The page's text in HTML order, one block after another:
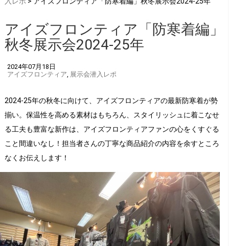
アイズフロンティア「防寒着編」
秋冬展示会2024-25年
2024年07月18日
アイズフロンティア 展示会潜入レポ
2024-25年の秋冬に向けて、アイズフロンティアの最新防寒着が勢
揃い。保温性を高める素材はもちろん、スタイリッシュに着こなせ
る工夫も豊富な新作は、アイズフロンティアファンの心をくすぐる
こと間違いなし！担当者さんの丁寧な商品紹介の内容を余すところ
なくお伝えします！